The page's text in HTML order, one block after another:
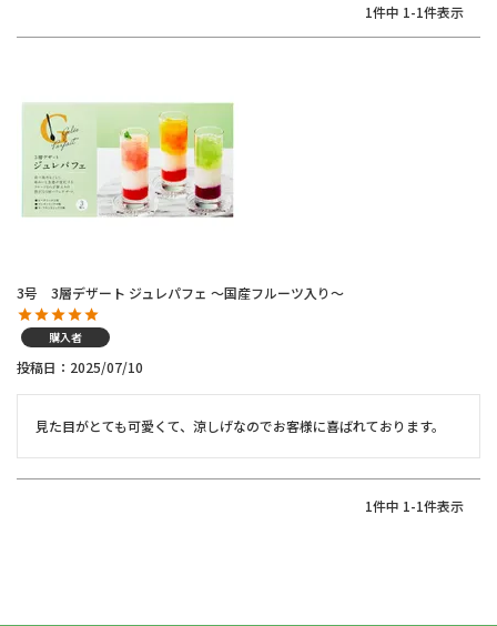
1件中 1-1件表示
3号 3層デザート ジュレパフェ ～国産フルーツ入り～
購入者
投稿日 2025/07/10
見た目がとても可愛くて、涼しげなのでお客様に喜ばれております。
1件中 1-1件表示